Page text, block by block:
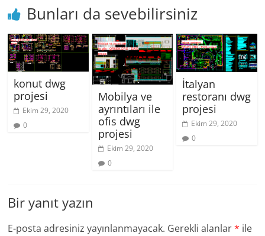
Bunları da sevebilirsiniz
konut dwg
projesi
Ekim 29, 2020
0
Mobilya ve
ayrıntıları ile
ofis dwg
projesi
Ekim 29, 2020
0
İtalyan
restoranı dwg
projesi
Ekim 29, 2020
0
Bir yanıt yazın
E-posta adresiniz yayınlanmayacak. Gerekli alanlar* ile